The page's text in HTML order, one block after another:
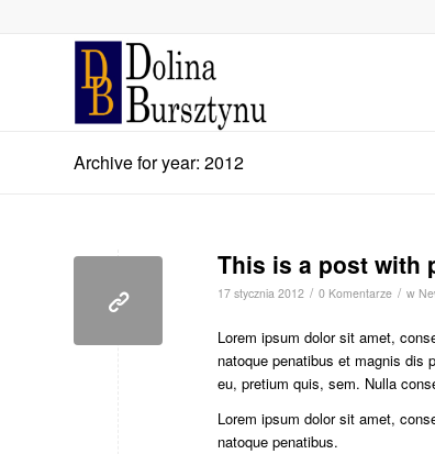
Archive for year: 2012
This is a post with
17 stycznia 2012 / 0 Komentarze / w
Lorem ipsum dolor sit amet,
natoque penatibus et magnis dis
eu, pretium quis, sem. Nulla
Lorem ipsum dolor sit amet,
natoque penatibus.